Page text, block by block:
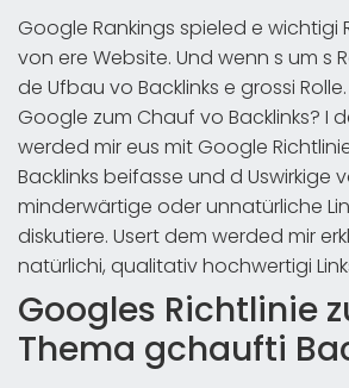
Google Rankings spieled e wichtigi
von ere Website. Und wenn s um s
de Ufbau vo Backlinks e grossi
Google zum Chauf vo Backlinks? I
werded mir eus mit Google
Backlinks beifasse und d Uswirkige
minderwärtige oder unnatürliche
diskutiere. Usert dem werded mir
natürlichi, qualitativ hochwertigi
Googles Richtlinie
Thema gchaufti